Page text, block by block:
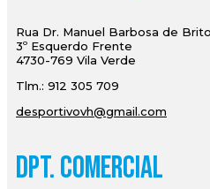
Rua Dr. Manuel Barbosa de
3º Esquerdo Frente
4730-769 Vila Verde
Tlm.: 912 305 709
desportivovh@gmail.com
Dpt. Comercial